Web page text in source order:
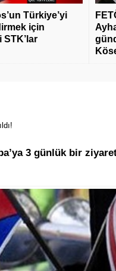
Türkiye’yi
için
STK’lar
3 günlük bir